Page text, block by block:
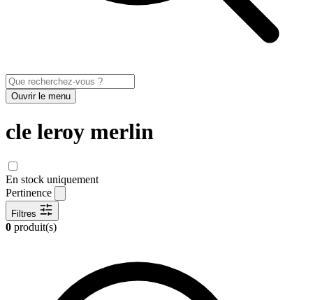
Ouvrir le menu
cle leroy merlin
En stock uniquement
Pertinence
Filtres
0 produit(s)